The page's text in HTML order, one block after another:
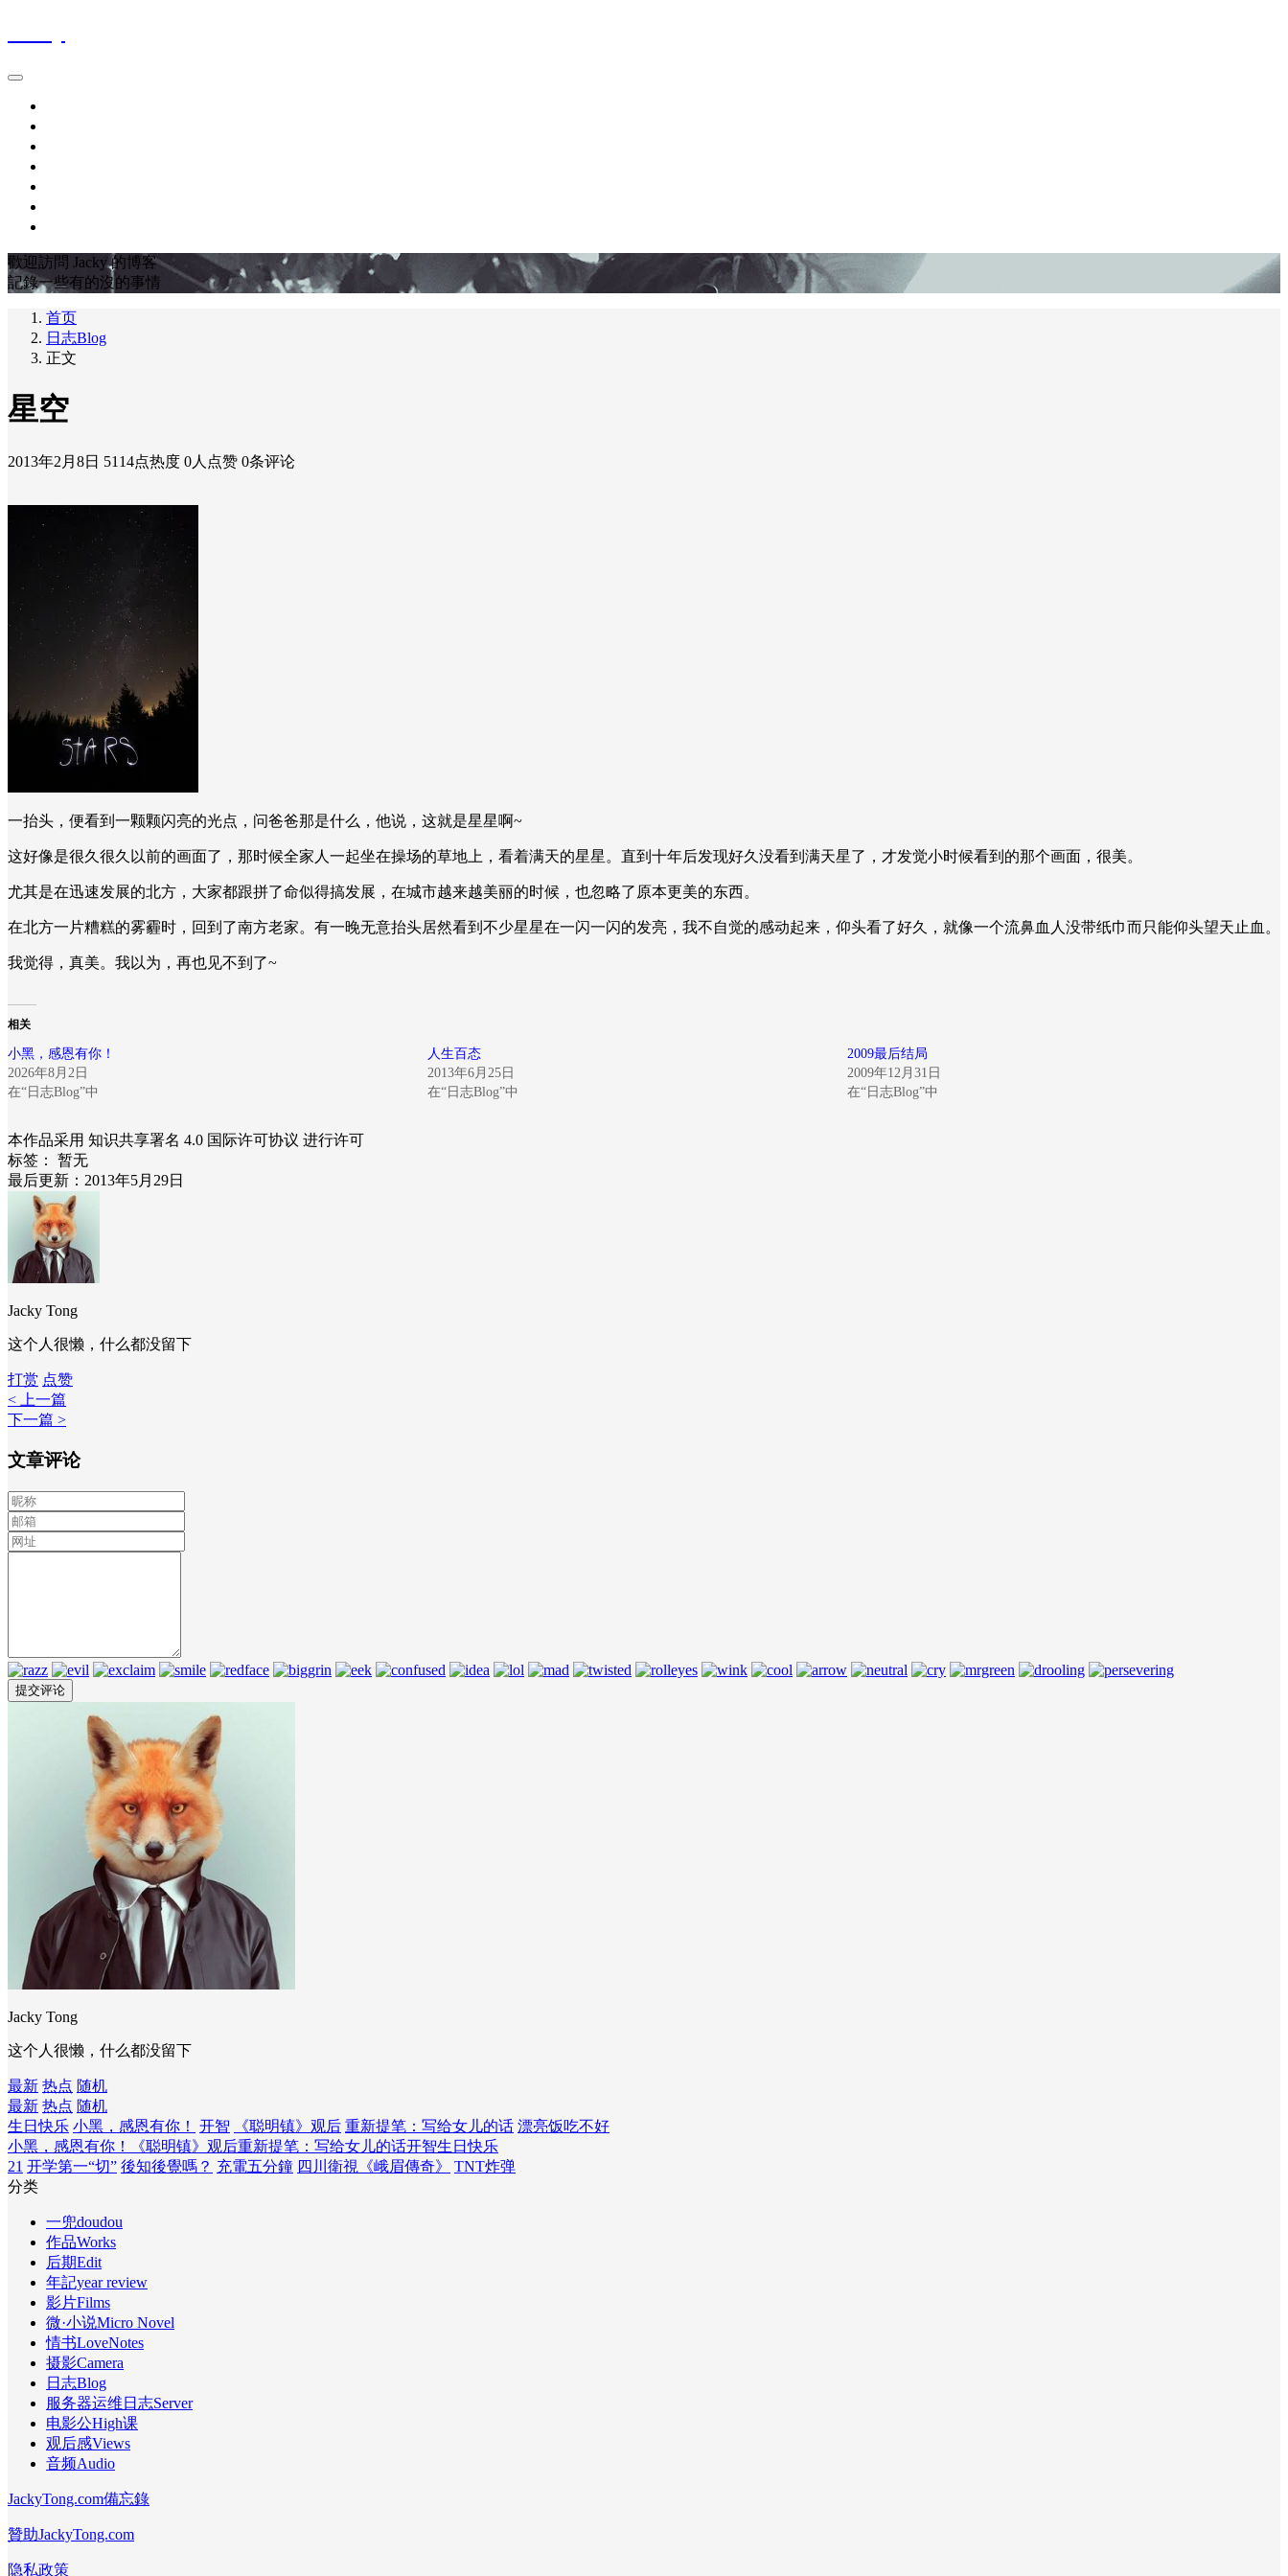
歡迎訪問 Jacky 的博客
記錄一些有的沒的事情
首页
日志Blog
正文
星空
2013年2月8日 5114点热度 0人点赞 0条评论
一抬头，便看到一颗颗闪亮的光点，问爸爸那是什么，他说，这就是星星啊~
这好像是很久很久以前的画面了，那时候全家人一起坐在操场的草地上，看着满天的星星。直到十年后发现好久没看到满天星了，才发觉小时候看到的那个画面，很美。
尤其是在迅速发展的北方，大家都跟拼了命似得搞发展，在城市越来越美丽的时候，也忽略了原本更美的东西。
在北方一片糟糕的雾霾时，回到了南方老家。有一晚无意抬头居然看到不少星星在一闪一闪的发亮，我不自觉的感动起来，仰头看了好久，就像一个流鼻血人没带纸巾而只能仰头望天止血。
我觉得，真美。我以为，再也见不到了~
相关
小黑，感恩有你！
2026年8月2日
在“日志Blog”中
人生百态
2013年6月25日
在“日志Blog”中
2009最后结局
2009年12月31日
在“日志Blog”中
本作品采用 知识共享署名 4.0 国际许可协议 进行许可
标签：
暂无
最后更新：2013年5月29日
Jacky Tong
这个人很懒，什么都没留下
打赏 点赞
< 上一篇
下一篇 >
文章评论
Jacky Tong
这个人很懒，什么都没留下
最新 热点 随机
最新 热点 随机
生日快乐 小黑，感恩有你！ 开智 《聪明镇》观后 重新提笔：写给女儿的话 漂亮饭吃不好
小黑，感恩有你！
《聪明镇》观后重新提笔：写给女儿的话开智生日快乐
21 开学第一“切” 後知後覺嗎？ 充電五分鐘 四川衛視《峨眉傳奇》
TNT炸弹
分类
一兜doudou
作品Works
后期Edit
年記year review
影片Films
微·小说Micro Novel
情书LoveNotes
摄影Camera
日志Blog
服务器运维日志Server
电影公High课
观后感Views
音频Audio
JackyTong.com備忘錄
贊助JackyTong.com
隐私政策